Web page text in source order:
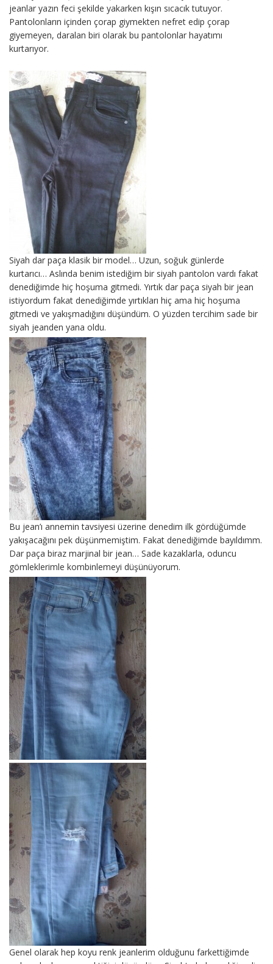
jeanlar yazın feci şekilde yakarken kışın sıcacık tutuyor.
Pantolonların içinden çorap giymekten nefret edip çorap
giyemeyen, daralan biri olarak bu pantolonlar hayatımı
kurtarıyor.
Siyah dar paça klasik bir model… Uzun, soğuk günlerde
kurtarıcı… Aslında benim istediğim bir siyah pantolon vardı fakat
denediğimde hiç hoşuma gitmedi. Yırtık dar paça siyah bir jean
istiyordum fakat denediğimde yırtıkları hiç ama hiç hoşuma
gitmedi ve yakışmadığını düşündüm. O yüzden tercihim sade bir
siyah jeanden yana oldu.
Bu jean’ı annemin tavsiyesi üzerine denedim ilk gördüğümde
yakışacağını pek düşünmemiştim. Fakat denediğimde bayıldımm.
Dar paça biraz marjinal bir jean… Sade kazaklarla, oduncu
gömleklerimle kombinlemeyi düşünüyorum.
Genel olarak hep koyu renk jeanlerim olduğunu farkettiğimde